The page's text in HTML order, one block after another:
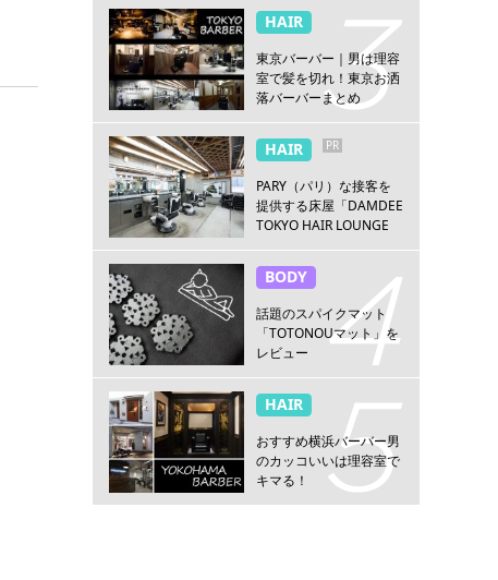
HAIR
東京バーバー｜男は理容
室で髪を切れ！東京お洒
落バーバーまとめ
HAIR PR
PARY（パリ）な接客を
提供する床屋「DAMDEE
TOKYO HAIR LOUNGE
BODY
話題のスパイクマット
「TOTONOUマット」を
レビュー
HAIR
おすすめ横浜バーバー男
のカッコいいは理容室で
キマる！